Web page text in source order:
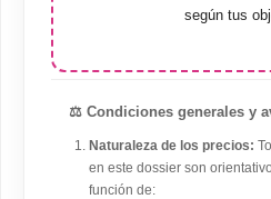
según tus
⚖️ Condiciones generales y
Naturaleza de los precios:
en este dossier son
función de: